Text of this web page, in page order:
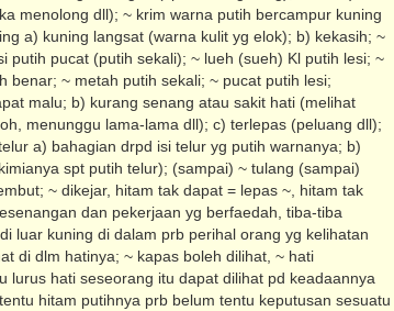
menolong dll); ~ krim warna putih bercampur kuning
a) kuning langsat (warna kulit yg elok); b) kekasih; ~
putih pucat (putih sekali); ~ lueh (sueh) Kl putih lesi; ~
benar; ~ metah putih sekali; ~ pucat putih lesi;
malu; b) kurang senang atau sakit hati (melihat
menunggu lama-lama dll); c) terlepas (peluang dll);
a) bahagian drpd isi telur yg putih warnanya; b)
spt putih telur); (sampai) ~ tulang (sampai)
~ dikejar, hitam tak dapat = lepas ~, hitam tak
dan pekerjaan yg berfaedah, tiba-tiba
luar kuning di dalam prb perihal orang yg kelihatan
di dlm hatinya; ~ kapas boleh dilihat, ~ hati
lurus hati seseorang itu dapat dilihat pd keadaannya
hitam putihnya prb belum tentu keputusan sesuatu